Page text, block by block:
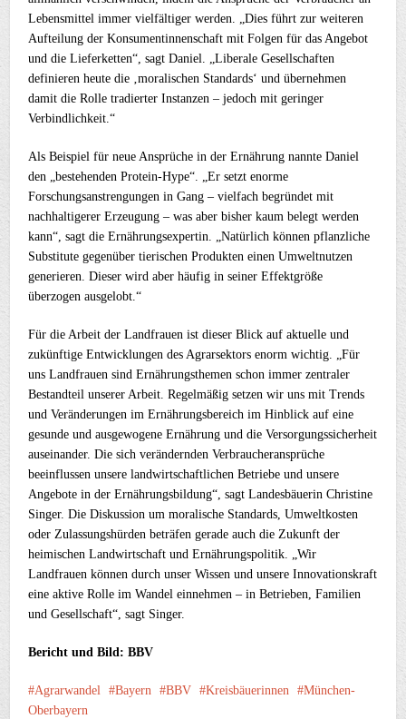
Lebensmittel immer vielfältiger werden. „Dies führt zur weiteren
Aufteilung der Konsumentinnenschaft mit Folgen für das Angebot
und die Lieferketten“, sagt Daniel. „Liberale Gesellschaften
definieren heute die ‚moralischen Standards‘ und übernehmen
damit die Rolle tradierter Instanzen – jedoch mit geringer
Verbindlichkeit.“
Als Beispiel für neue Ansprüche in der Ernährung nannte Daniel
den „bestehenden Protein-Hype“. „Er setzt enorme
Forschungsanstrengungen in Gang – vielfach begründet mit
nachhaltigerer Erzeugung – was aber bisher kaum belegt werden
kann“, sagt die Ernährungsexpertin. „Natürlich können pflanzliche
Substitute gegenüber tierischen Produkten einen Umweltnutzen
generieren. Dieser wird aber häufig in seiner Effektgröße
überzogen ausgelobt.“
Für die Arbeit der Landfrauen ist dieser Blick auf aktuelle und
zukünftige Entwicklungen des Agrarsektors enorm wichtig. „Für
uns Landfrauen sind Ernährungsthemen schon immer zentraler
Bestandteil unserer Arbeit. Regelmäßig setzen wir uns mit Trends
und Veränderungen im Ernährungsbereich im Hinblick auf eine
gesunde und ausgewogene Ernährung und die Versorgungssicherheit
auseinander. Die sich verändernden Verbraucheransprüche
beeinflussen unsere landwirtschaftlichen Betriebe und unsere
Angebote in der Ernährungsbildung“, sagt Landesbäuerin Christine
Singer. Die Diskussion um moralische Standards, Umweltkosten
oder Zulassungshürden beträfen gerade auch die Zukunft der
heimischen Landwirtschaft und Ernährungspolitik. „Wir
Landfrauen können durch unser Wissen und unsere Innovationskraft
eine aktive Rolle im Wandel einnehmen – in Betrieben, Familien
und Gesellschaft“, sagt Singer.
Bericht und Bild: BBV
Agrarwandel Bayern BBV Kreisbäuerinnen
München-
Oberbayern